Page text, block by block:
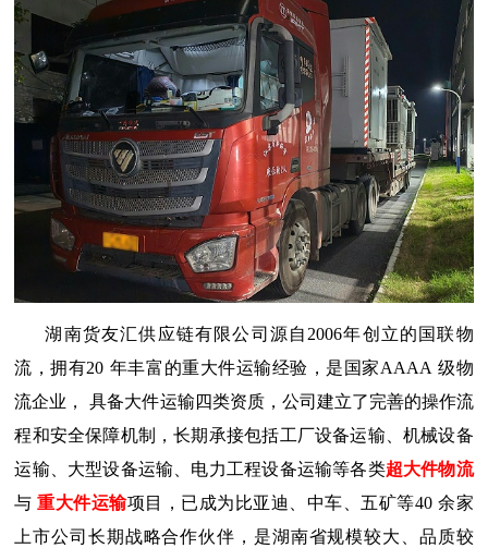
湖南货友汇供应链有限公司源自 2006年创立的国联物
流，拥有20 年丰富的重大件运输经验，是国家AAAA 级物
流企业，
具备大件运输四类资质，公司建立了完善的操作流
程和安全保障机制，长期承接包括工厂设备运输、机械设备
运输、大型设备运输、电力工程设备运输等各类超大件物流
与重大件运输项目，已成为比亚迪、中车、五矿等40 余家
上市公司长期战略合作伙伴，是湖南省规模较大、品质较